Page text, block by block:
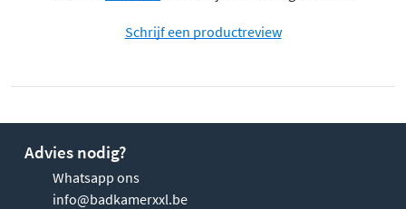
Schrijf een productreview
Advies nodig?
Whatsapp ons
info@badkamerxxl.be